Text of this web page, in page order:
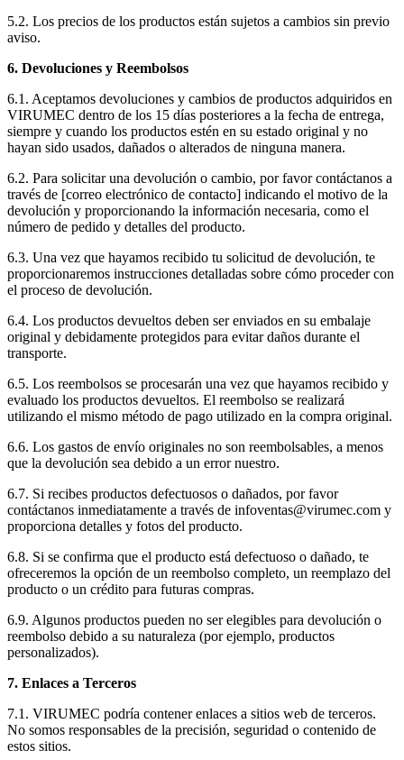
5.2. Los precios de los productos están sujetos a cambios sin previo
aviso.
6. Devoluciones y Reembolsos
6.1. Aceptamos devoluciones y cambios de productos adquiridos en
VIRUMEC dentro de los 15 días posteriores a la fecha de entrega,
siempre y cuando los productos estén en su estado original y no
hayan sido usados, dañados o alterados de ninguna manera.
6.2. Para solicitar una devolución o cambio, por favor contáctanos a
través de [correo electrónico de contacto] indicando el motivo de la
devolución y proporcionando la información necesaria, como el
número de pedido y detalles del producto.
6.3. Una vez que hayamos recibido tu solicitud de devolución, te
proporcionaremos instrucciones detalladas sobre cómo proceder con
el proceso de devolución.
6.4. Los productos devueltos deben ser enviados en su embalaje
original y debidamente protegidos para evitar daños durante el
transporte.
6.5. Los reembolsos se procesarán una vez que hayamos recibido y
evaluado los productos devueltos. El reembolso se realizará
utilizando el mismo método de pago utilizado en la compra original.
6.6. Los gastos de envío originales no son reembolsables, a menos
que la devolución sea debido a un error nuestro.
6.7. Si recibes productos defectuosos o dañados, por favor
contáctanos inmediatamente a través de infoventas@virumec.com y
proporciona detalles y fotos del producto.
6.8. Si se confirma que el producto está defectuoso o dañado, te
ofreceremos la opción de un reembolso completo, un reemplazo del
producto o un crédito para futuras compras.
6.9. Algunos productos pueden no ser elegibles para devolución o
reembolso debido a su naturaleza (por ejemplo, productos
personalizados).
7. Enlaces a Terceros
7.1. VIRUMEC podría contener enlaces a sitios web de terceros.
No somos responsables de la precisión, seguridad o contenido de
estos sitios.